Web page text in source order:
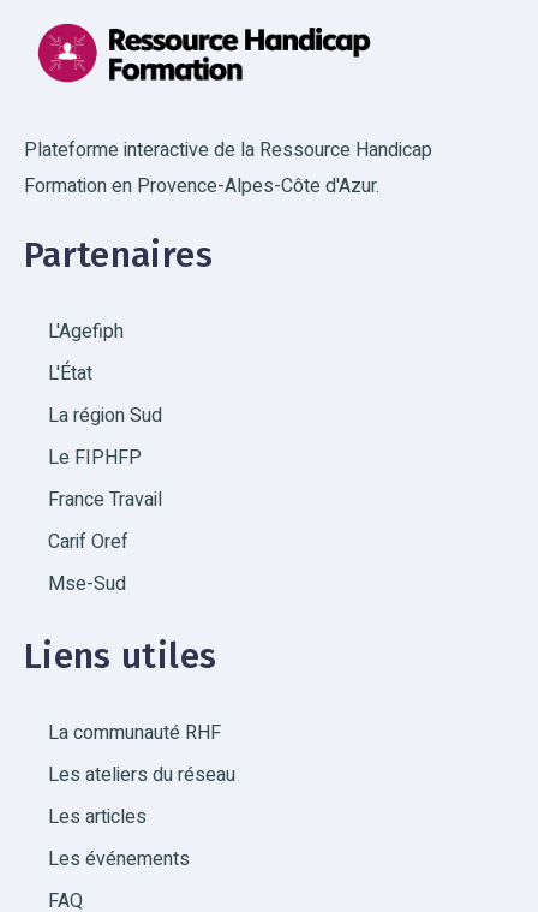
Plateforme interactive de la Ressource Handicap
Formation en Provence-Alpes-Côte d'Azur.
Partenaires
L'Agefiph
L'État
La région Sud
Le FIPHFP
France Travail
Carif Oref
Mse-Sud
Liens utiles
La communauté RHF
Les ateliers du réseau
Les articles
Les événements
FAQ